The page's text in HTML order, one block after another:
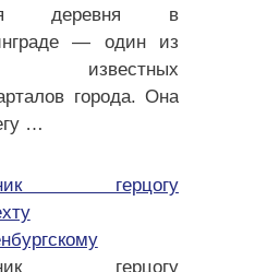
деревня в
— один из
известных
города. Она
…
герцогу
герцогу